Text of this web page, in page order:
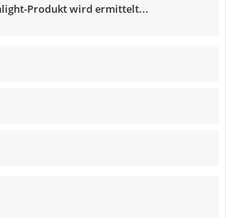
Produkt wird ermittelt...